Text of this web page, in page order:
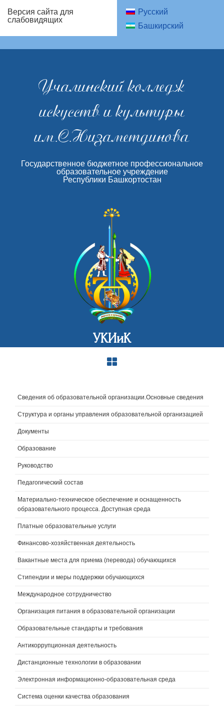
Версия сайта для
слабовидящих
Русский
Башкирский
Учалинский колледж
искусств и культуры
им.С.Низаметдинова
Государственное бюджетное профессиональное
образовательное учреждение
Республики Башкортостан
УКИиК
Сведения об образовательной организации.Основные сведения
Структура и органы управления образовательной организацией
Документы
Образование
Руководство
Педагогический состав
Материально-техническое обеспечение и оснащенность
образовательного процесса. Доступная среда
Платные образовательные услуги
Финансово-хозяйственная деятельность
Вакантные места для приема (перевода) обучающихся
Стипендии и меры поддержки обучающихся
Международное сотрудничество
Организация питания в образовательной организации
Образовательные стандарты и требования
Антикоррупционная деятельность
Дистанционные технологии в образовании
Электронная информационно-образовательная среда
Система оценки качества образования